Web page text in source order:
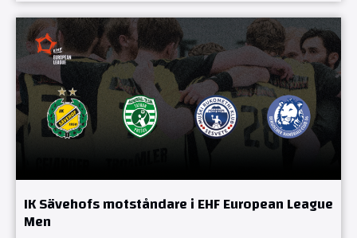
IK Sävehofs motståndare i EHF European League
Men